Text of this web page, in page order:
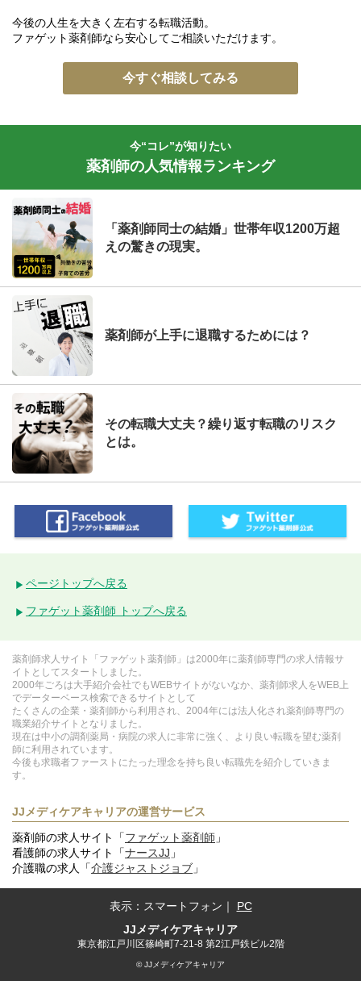
今後の人生を大きく左右する転職活動。
ファゲット薬剤師なら安心してご相談いただけます。
今すぐ相談してみる
今“コレ”が知りたい
薬剤師の人気情報ランキング
「薬剤師同士の結婚」世帯年収1200万超
えの驚きの現実。
薬剤師が上手に退職するためには？
その転職大丈夫？繰り返す転職のリスク
とは。
ページトップへ戻る
ファゲット薬剤師 トップへ戻る
薬剤師求人サイト「ファゲット薬剤師」は2000年に薬剤師専門の求人情報サ
イトとしてスタートしました。
2000年ごろは大手紹介会社でもWEBサイトがないなか、薬剤師求人をWEB上
でデーターベース検索できるサイトとして
たくさんの企業・薬剤師から利用され、2004年には法人化され薬剤師専門の
職業紹介サイトとなりました。
現在は中小の調剤薬局・病院の求人に非常に強く、より良い転職を望む薬剤
師に利用されています。
今後も求職者ファーストにたった理念を持ち良い転職先を紹介していきま
す。
JJメディケアキャリアの運営サービス
薬剤師の求人サイト「ファゲット薬剤師 」
看護師の求人サイト「ナースJJ 」
介護職の求人「介護ジャストジョブ 」
表示： スマートフォン ｜ PC
JJメディケアキャリア
東京都江戸川区篠崎町7-21-8 第2江戸鉄ビル2階
© JJメディケアキャリア